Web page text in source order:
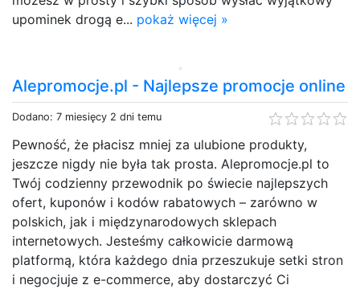
upominek drogą e... pokaż więcej »
Alepromocje.pl - Najlepsze promocje online
Dodano: 7 miesięcy 2 dni temu
Pewność, że płacisz mniej za ulubione produkty,
jeszcze nigdy nie była tak prosta. Alepromocje.pl to
Twój codzienny przewodnik po świecie najlepszych
ofert, kuponów i kodów rabatowych – zarówno w
polskich, jak i międzynarodowych sklepach
internetowych. Jesteśmy całkowicie darmową
platformą, która każdego dnia przeszukuje setki stron
i negocjuje z e-commerce, aby dostarczyć Ci